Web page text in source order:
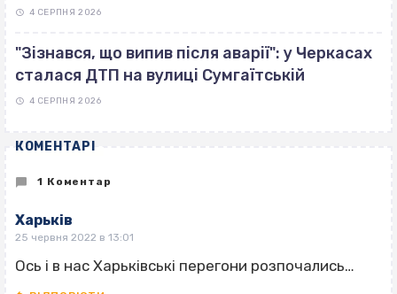
4 СЕРПНЯ 2026
"Зізнався, що випив після аварії": у Черкасах
сталася ДТП на вулиці Сумгаїтській
4 СЕРПНЯ 2026
КОМЕНТАРІ
1 Коментар
Харьків
25 червня 2022 в 13:01
Ось і в нас Харьківські перегони розпочались…